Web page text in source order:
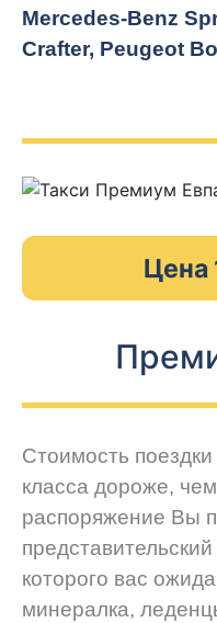
Mercedes-Benz
Crafter, Peugeot
Цена
Стоимость
класса дороже,
распоряжение Вы
которого вас
минералка,